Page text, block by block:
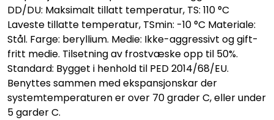
DD/DU: Maksimalt tillatt temperatur, TS: 110 °C
Laveste tillatte temperatur, TSmin: -10 °C Materiale:
Stål. Farge: beryllium. Medie: Ikke-aggressivt og gift-
fritt medie. Tilsetning av frostvæske opp til 50%.
Standard: Bygget i henhold til PED 2014/68/EU.
Benyttes sammen med ekspansjonskar der
systemtemperaturen er over 70 grader C, eller under
5 garder C.
TA-SCOPE
Kontakt oss